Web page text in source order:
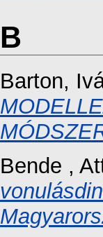
B
Barton,
Bende ,